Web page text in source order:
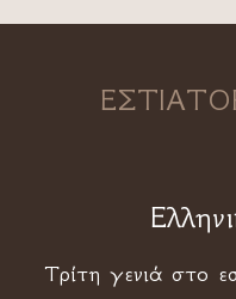
Τρίτη γενιά στο